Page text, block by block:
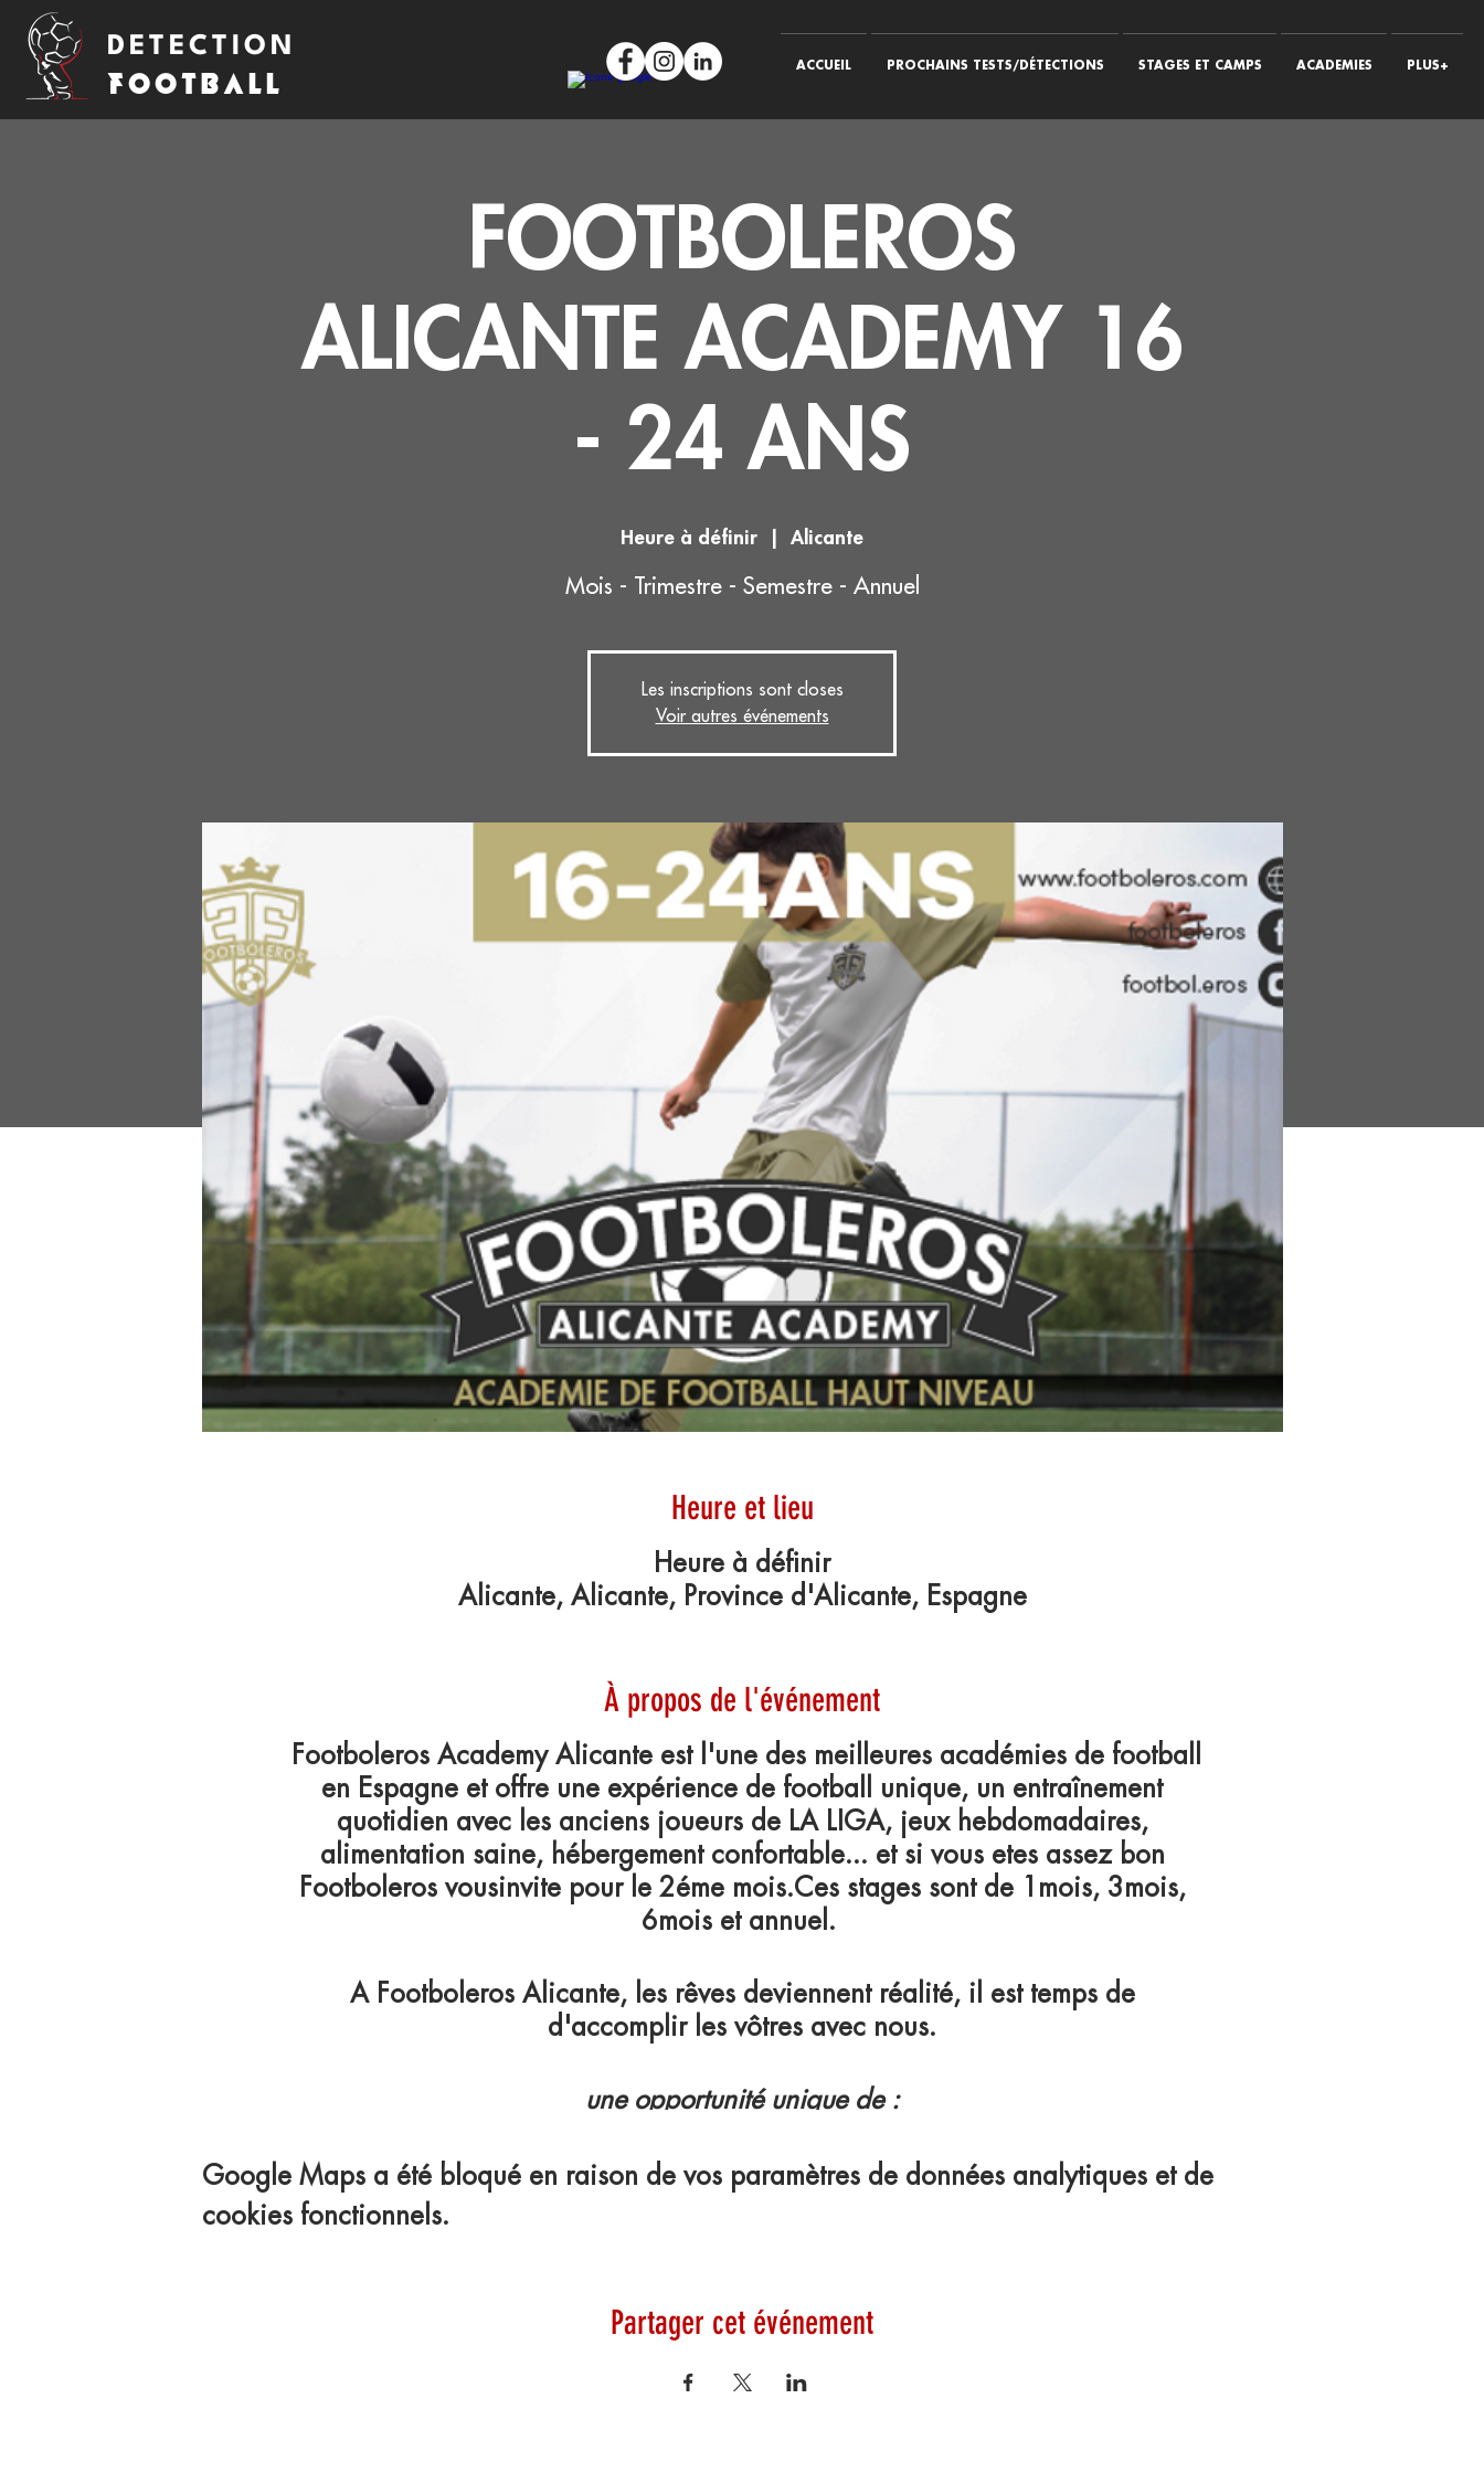
DETECTION
FOOTBALL
ACCUEIL PROCHAINS TESTS/DÉTECTIONS STAGES ET CAMPS ACADEMIES PLUS+
FOOTBOLEROS
ALICANTE ACADEMY 16
- 24 ANS
Heure à définir Alicante
Mois - Trimestre - Semestre - Annuel
Les inscriptions sont closes
Voir autres événements
Heure et lieu
Heure à définir
Alicante, Alicante, Province d'Alicante, Espagne
À propos de l'événement
Footboleros Academy Alicante est l'une des meilleures académies de football
en Espagne et offre une expérience de football unique, un entraînement
quotidien avec les anciens joueurs de LA LIGA, jeux hebdomadaires,
alimentation saine, hébergement confortable... et si vous etes assez bon
Footboleros vousinvite pour le 2éme mois.Ces stages sont de 1mois, 3mois,
6mois et annuel.
A Footboleros Alicante, les rêves deviennent réalité, il est temps de
d'accomplir les vôtres avec nous.
une opportunité unique de :
Jouez contre des équipes espagnoles locales
Etre entraîné par un ancien joueur de La Liga
Apprenez les différents exercices et sessions d'entraînement des
Apprendre la langue espagnole
preparer à l'élite.
Google Maps a été bloqué en raison de vos paramètres de données analytiques et de
cookies fonctionnels.
Partager cet événement